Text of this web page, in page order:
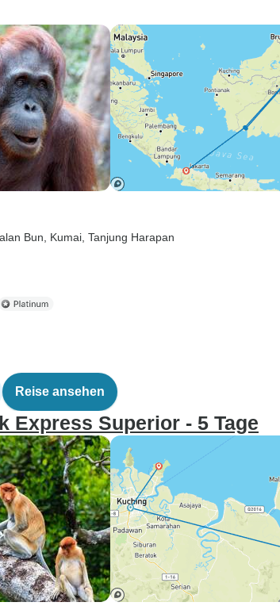
Bun , Kumai , Tanjung Harapan
Reise ansehen
Express Superior - 5 Tage